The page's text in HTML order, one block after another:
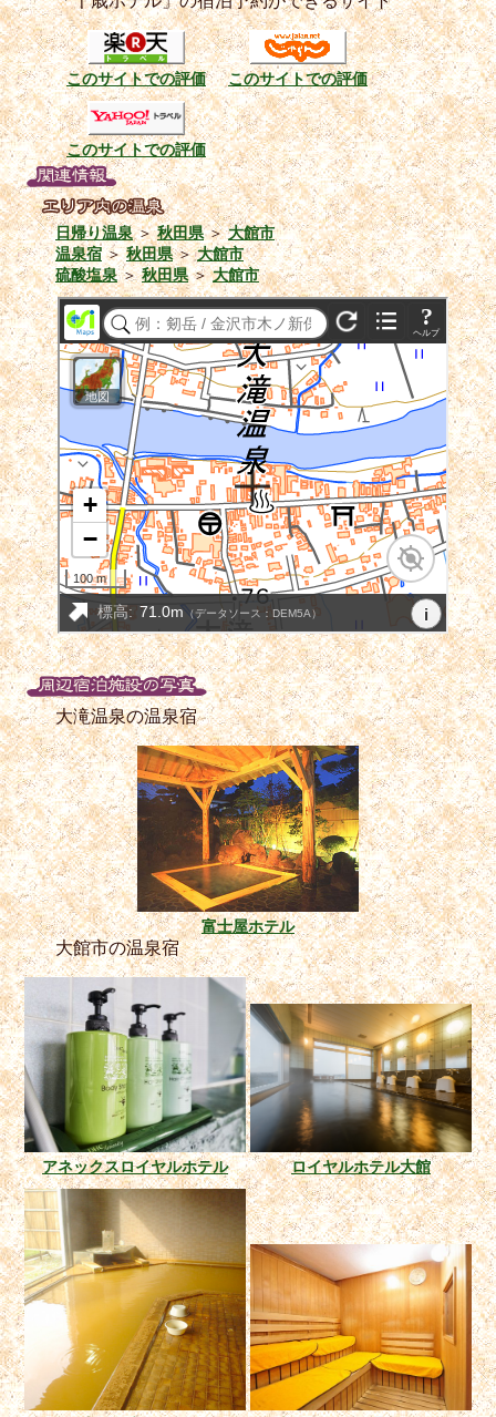
このサイトでの評価 このサイトでの評価
このサイトでの評価
日帰り温泉＞秋田県＞大館市
温泉宿＞秋田県＞大館市
硫酸塩泉＞秋田県＞大館市
大滝温泉の温泉宿
富士屋ホテル
大館市の温泉宿
アネックスロイヤルホテル ロイヤルホテル大館